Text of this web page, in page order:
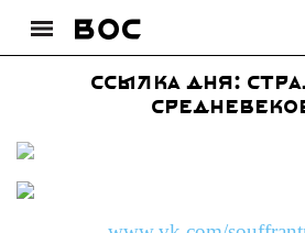
Ссылка дня: